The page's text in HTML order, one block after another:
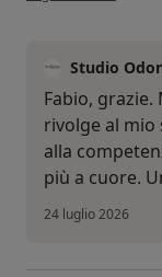
Studio
Fabio,
rivolge al
alla
più a cuore.
24 luglio 2026